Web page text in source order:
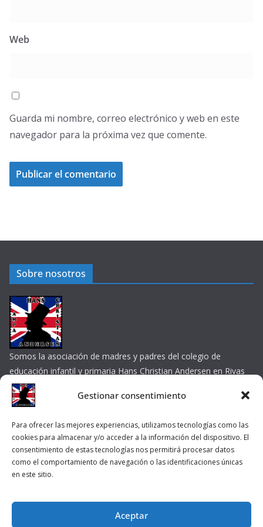
Gestionar consentimiento
Para ofrecer las mejores experiencias, utilizamos tecnologías como las
cookies para almacenar y/o acceder a la información del dispositivo. El
consentimiento de estas tecnologías nos permitirá procesar datos
como el comportamiento de navegación o las identificaciones únicas
en este sitio.
Aceptar
Web
Guarda mi nombre, correo electrónico y web en este
navegador para la próxima vez que comente.
Sobre nosotros
Somos la asociación de madres y padres del colegio de
educación infantil y primaria Hans Christian Andersen en Rivas
Vaciamadrid
Contacta por e-mail
Colegio
Ayuntamiento de Rivas Vaciamadrid